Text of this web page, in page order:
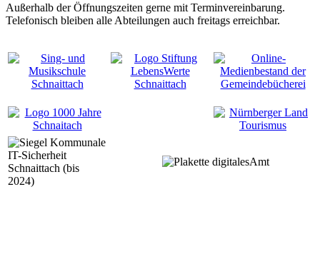
Außerhalb der Öffnungszeiten gerne mit Terminvereinbarung.
Telefonisch bleiben alle Abteilungen auch freitags erreichbar.